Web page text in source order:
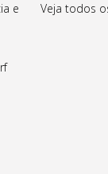
e Veja todos